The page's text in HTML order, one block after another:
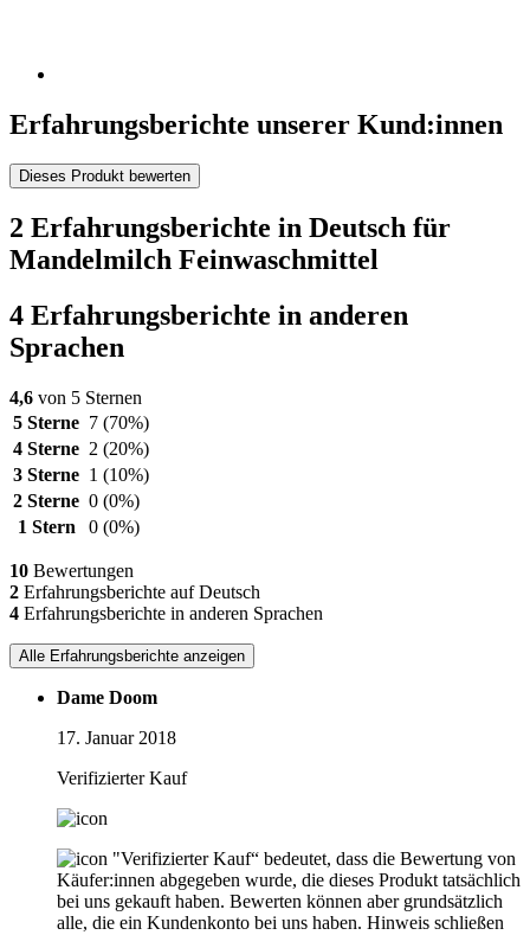
Erfahrungsberichte unserer Kund:innen
Dieses Produkt bewerten
2 Erfahrungsberichte in Deutsch für
Mandelmilch Feinwaschmittel
4 Erfahrungsberichte in anderen
Sprachen
4,6 von 5 Sternen
5 Sterne 7 (70%)
4 Sterne 2 (20%)
3 Sterne 1 (10%)
2 Sterne 0 (0%)
1 Stern
0 (0%)
10 Bewertungen
2 Erfahrungsberichte auf Deutsch
4 Erfahrungsberichte in anderen Sprachen
Alle Erfahrungsberichte anzeigen
Dame Doom
17. Januar 2018
Verifizierter Kauf
"Verifizierter Kauf“ bedeutet, dass die Bewertung von
Käufer:innen abgegeben wurde, die dieses Produkt tatsächlich
bei uns gekauft haben. Bewerten können aber grundsätzlich
alle, die ein Kundenkonto bei uns haben. Hinweis schließen